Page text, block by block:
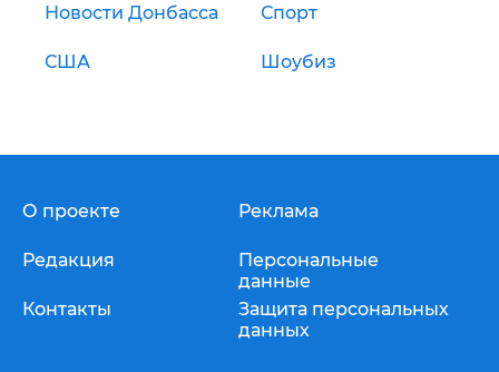
Новости Донбасса Спорт
США Шоубиз
О проекте
Редакция
Контакты
Реклама
Персональные
данные
Защита персональных
данных